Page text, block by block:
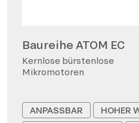
Baureihe ATOM EC
Kernlose bürstenlose
Mikromotoren
ANPASSBAR
HOHER